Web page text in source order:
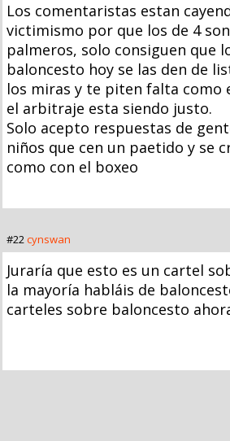
Los comentaristas estan
victimismo por que los de 4
palmeros, solo consiguen que
baloncesto hoy se las den de
los miras y te piten falta como
el arbitraje esta siendo justo.
Solo acepto respuestas de
niños que cen un paetido y se
como con el boxeo
#22cynswan
Juraría que esto es un cartel
la mayoría habláis de
carteles sobre baloncesto